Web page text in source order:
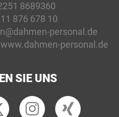
8689360
876 678 10
personal.de
personal.de
SIE UNS